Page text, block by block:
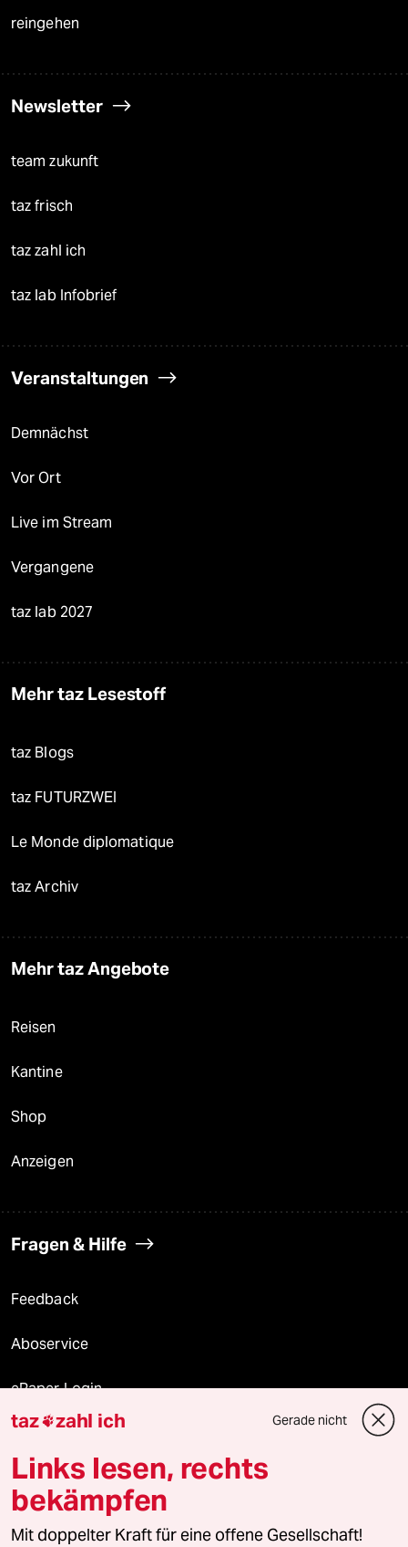
reingehen
Newsletter
team zukunft
taz frisch
taz zahl ich
taz lab Infobrief
Veranstaltungen
Demnächst
Vor Ort
Live im Stream
Vergangene
taz lab 2027
Mehr taz Lesestoff
taz Blogs
taz FUTURZWEI
Le Monde diplomatique
taz Archiv
Mehr taz Angebote
Reisen
Kantine
Shop
Anzeigen
Fragen & Hilfe
Feedback
Aboservice
ePaper Login
Downloads für Abonnierende
© 2026 taz Verlags und Vertriebs GmbH
Alle Rechte vorbehalten. Bei rechtlichen Fragen oder für Genehmigungen
taz zahl ich Gerade nicht
Links lesen, rechts
bekämpfen
Mit doppelter Kraft für eine offene Gesellschaft!